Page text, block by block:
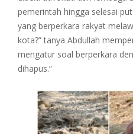
pemerintah hingga selesai
yang berperkara rakyat
kota?” tanya Abdullah
mengatur soal berperkara
dihapus.”